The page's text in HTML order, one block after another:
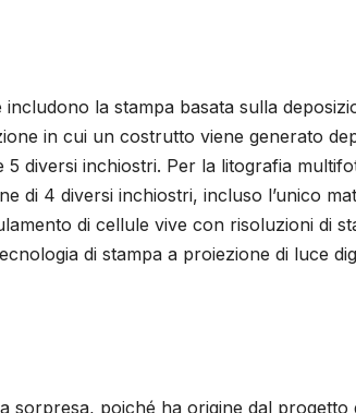
includono la stampa basata sulla
in cui un costrutto viene generato
diversi inchiostri. Per la litografia
di 4 diversi inchiostri, incluso l’unico
di cellule vive con risoluzioni di
di stampa a proiezione di luce
sorpresa, poiché ha origine dal progetto